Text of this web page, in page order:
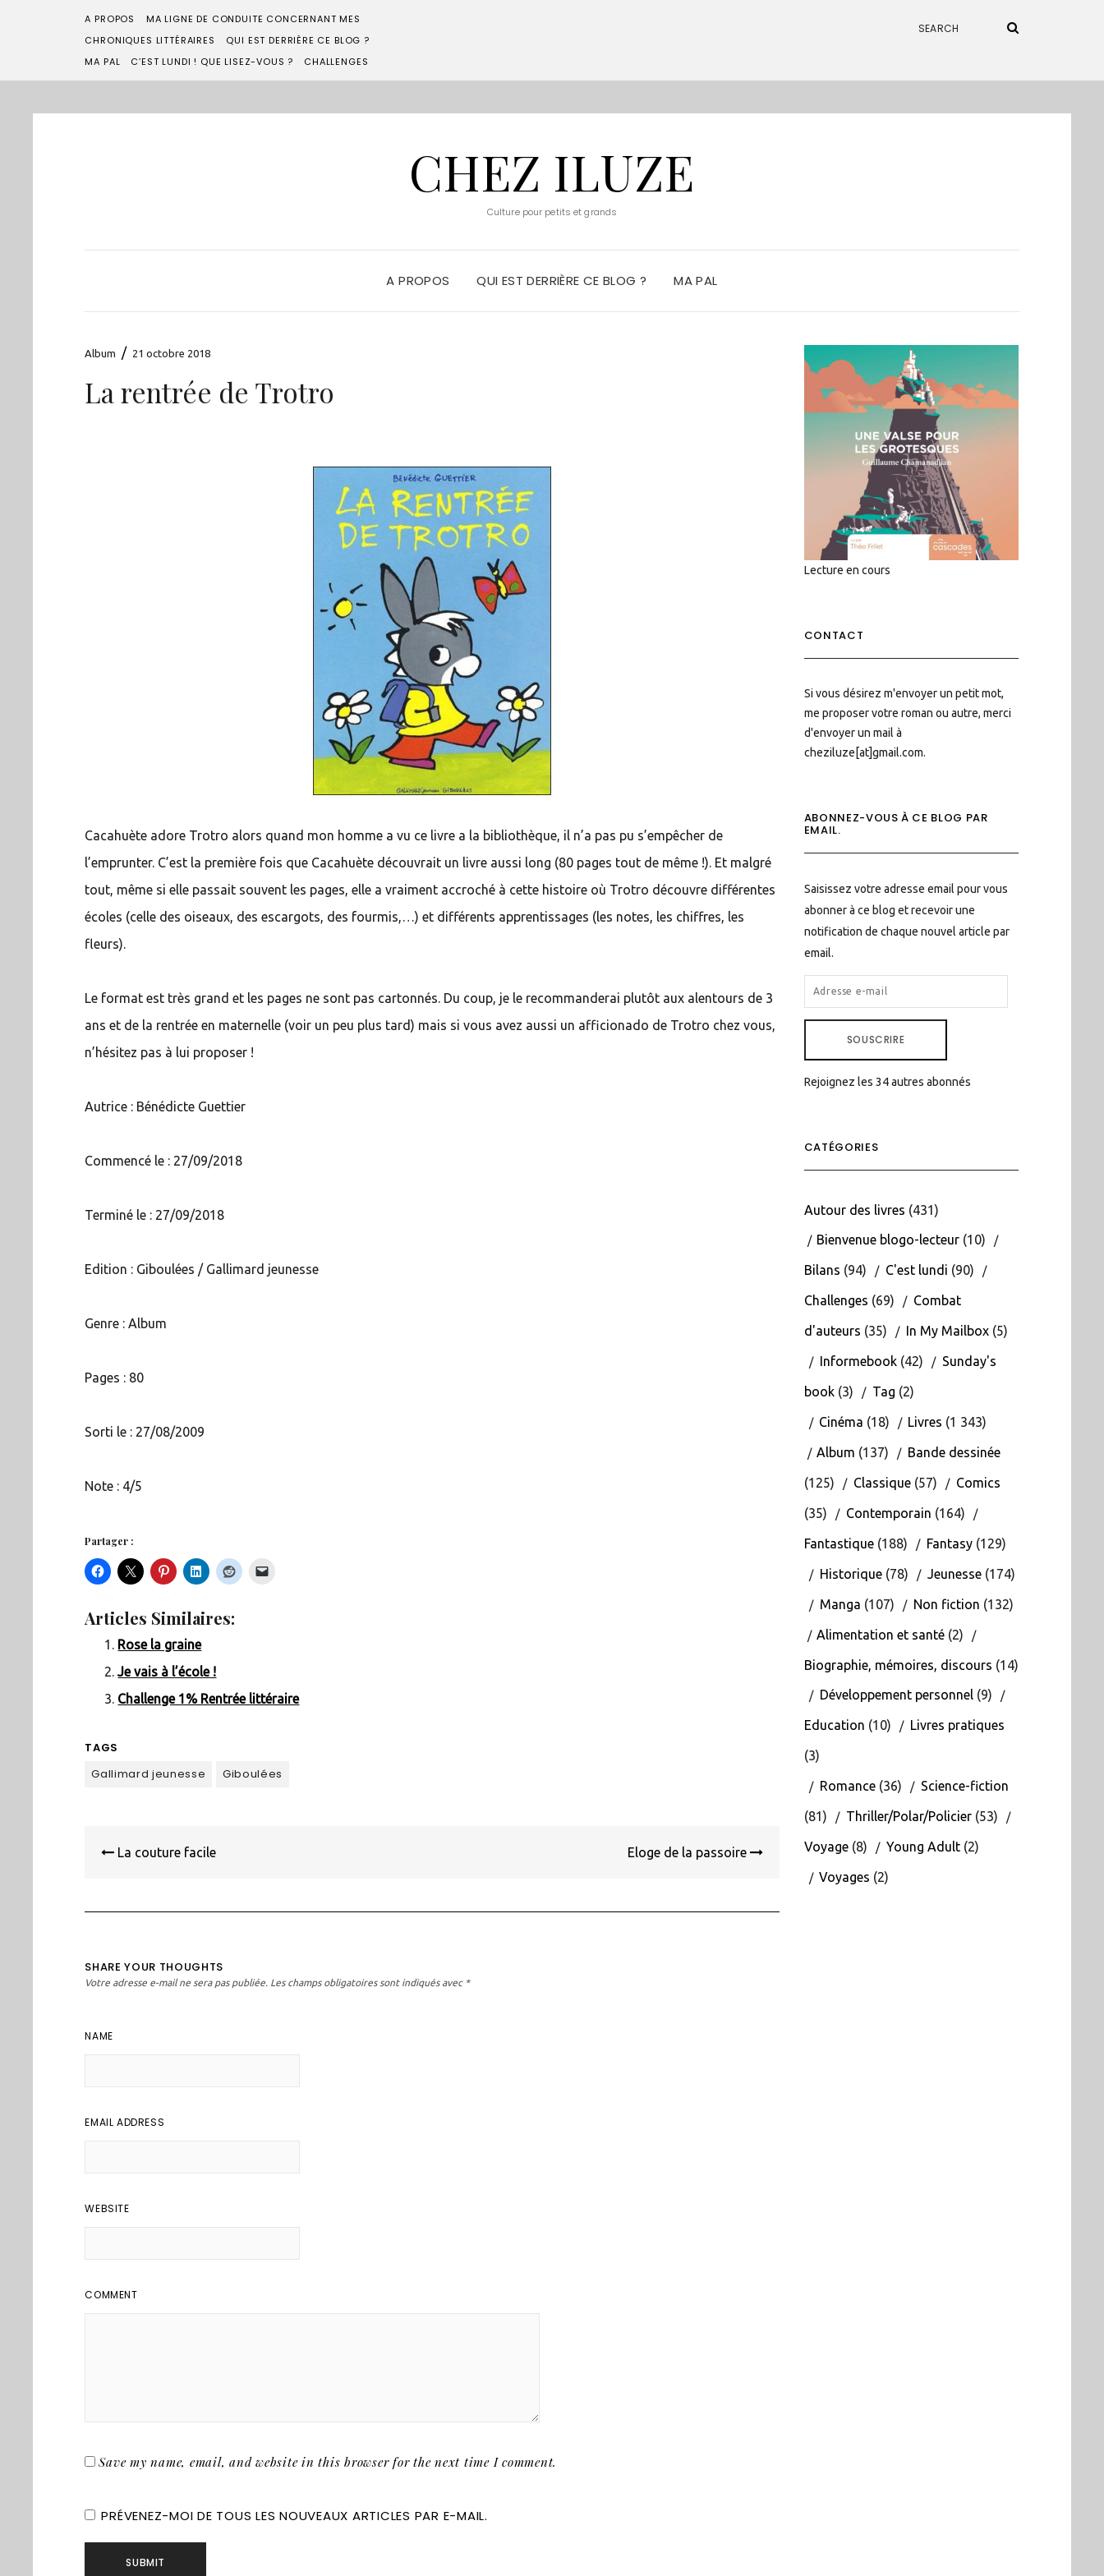
A PROPOS
MA LIGNE DE CONDUITE CONCERNANT MES
CHRONIQUES LITTÉRAIRES
QUI EST DERRIÈRE CE BLOG ?
MA PAL
C’EST LUNDI ! QUE LISEZ-VOUS ? CHALLENGES
CHEZ ILUZE
Culture pour petits et grands
A PROPOS QUI EST DERRIÈRE CE BLOG ? MA PAL
Album / 21 octobre 2018
La rentrée de Trotro
Cacahuète adore Trotro alors quand mon homme a vu ce livre a la bibliothèque, il n’a pas pu s’empêcher de
l’emprunter. C’est la première fois que Cacahuète découvrait un livre aussi long (80 pages tout de même !). Et malgré
tout, même si elle passait souvent les pages, elle a vraiment accroché à cette histoire où Trotro découvre différentes
écoles (celle des oiseaux, des escargots, des fourmis,…) et différents apprentissages (les notes, les chiffres, les
fleurs).
Le format est très grand et les pages ne sont pas cartonnés. Du coup, je le recommanderai plutôt aux alentours de 3
ans et de la rentrée en maternelle (voir un peu plus tard) mais si vous avez aussi un afficionado de Trotro chez vous,
n’hésitez pas à lui proposer !
Autrice : Bénédicte Guettier
Commencé le : 27/09/2018
Terminé le : 27/09/2018
Edition : Giboulées / Gallimard jeunesse
Genre : Album
Pages : 80
Sorti le : 27/08/2009
Note : 4/5
Partager :
Articles Similaires:
Rose la graine
Je vais à l’école !
Challenge 1% Rentrée littéraire
TAGS
Gallimard jeunesse
Giboulées
de
La couture facile Eloge de la passoire
SHARE YOUR THOUGHTS
Votre adresse e-mail ne sera pas publiée. Les champs obligatoires sont indiqués avec *
NAME
EMAIL ADDRESS
WEBSITE
COMMENT
Save my name, email, and website in this browser for the next time I comment.
PRÉVENEZ-MOI DE TOUS LES NOUVEAUX ARTICLES PAR E-MAIL.
Lecture en cours
CONTACT
Si vous désirez m'envoyer un petit mot,
me proposer votre roman ou autre, merci
d'envoyer un mail à
cheziluze[at]gmail.com.
ABONNEZ-VOUS À CE BLOG PAR
EMAIL.
Saisissez votre adresse email pour vous
abonner à ce blog et recevoir une
notification de chaque nouvel article par
email.
ADRESSE
E-
SOUSCRIRE
Rejoignez les 34 autres abonnés
CATÉGORIES
Autour des livres (431)
Bienvenue blogo-lecteur(10)
Bilans (94) C'est lundi (90)
Challenges (69) Combat
d'auteurs (35) In My Mailbox(5)
Informebook(42) Sunday's
book(3) Tag (2)
Cinéma (18) Livres (1 343)
Album (137) Bande dessinée
(125) Classique(57) Comics
(35) Contemporain (164)
Fantastique(188) Fantasy(129)
Historique(78) Jeunesse(174)
Manga (107) Non fiction (132)
Alimentation et santé(2)
Biographie, mémoires, discours (14)
Développement personnel(9)
Education (10) Livres pratiques
(3)
Romance(36) Science-fiction
(81) Thriller/Polar/Policier(53)
Voyage(8) Young Adult(2)
Voyages (2)